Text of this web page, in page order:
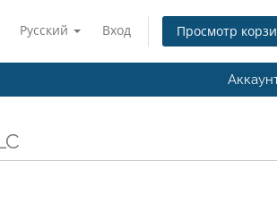
Русский Вход Просмотр